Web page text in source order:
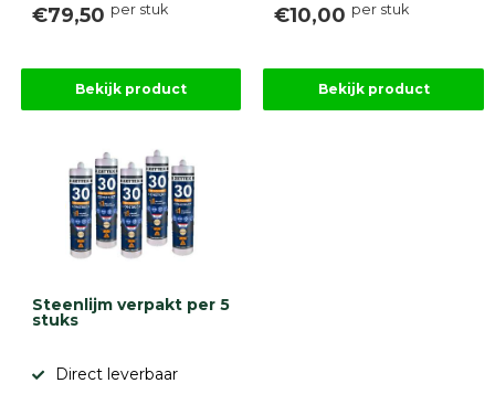
Halfverharding
Afwatering
Beplantings
betonelementen
Compleet
€79,50 per stuk
Bekijk product
€10,00 per stuk
Bekijk product
Steenlijm verpakt per 5
stuks
Direct leverbaar